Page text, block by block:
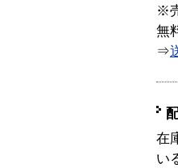
※
無
⇒
在
い